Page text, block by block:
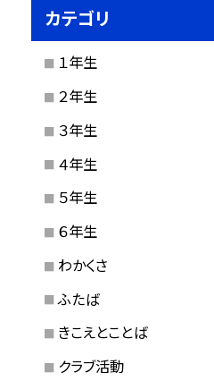
カテゴリ
１年生
２年生
３年生
４年生
５年生
６年生
わかくさ
ふたば
きこえとことば
クラブ活動